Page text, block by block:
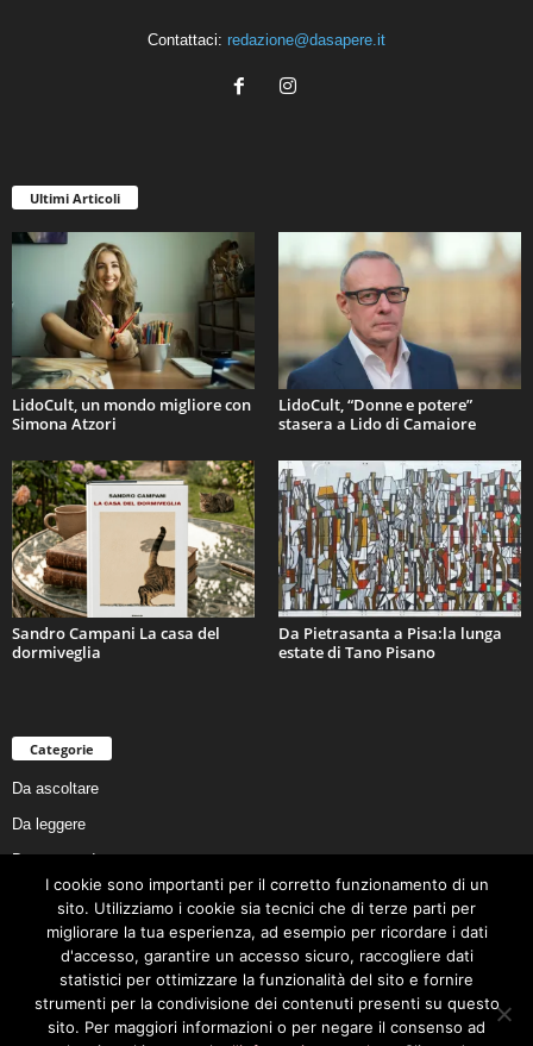
Contattaci: redazione@dasapere.it
Ultimi Articoli
LidoCult, un mondo migliore con
Simona Atzori
LidoCult, “Donne e potere”
stasera a Lido di Camaiore
Sandro Campani La casa del
dormiveglia
Da Pietrasanta a Pisa:la lunga
estate di Tano Pisano
Categorie
Da ascoltare
Da leggere
Da non perdere
Da conoscere
Da preservare
Da vivere
Cookie Policy
I cookie sono importanti per il corretto funzionamento di un
sito. Utilizziamo i cookie sia tecnici che di terze parti per
migliorare la tua esperienza, ad esempio per ricordare i dati
d'accesso, garantire un accesso sicuro, raccogliere dati
statistici per ottimizzare la funzionalità del sito e fornire
strumenti per la condivisione dei contenuti presenti su questo
sito. Per maggiori informazioni o per negare il consenso ad